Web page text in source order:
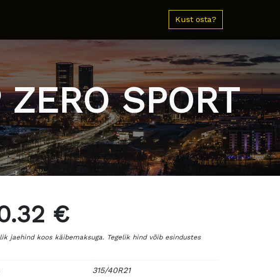
Kust osta?
SPORT
€
jaehind koos käibemaksuga. Tegelik hind võib esindustes
315/40R21